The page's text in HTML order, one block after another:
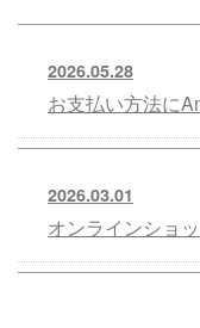
2026.05.28
お支払い方法に
2026.03.01
オンラインショ